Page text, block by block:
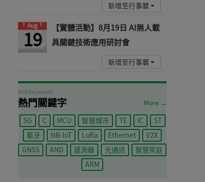
新增至行事曆
Aug
19
【實體活動】8月19日 AI無人載
具關鍵技術應用研討會
新增至行事曆
Hot Keywords
熱門關鍵字 More →
5G C MCU 智慧城市 TE IC
ST
藍牙
NB-IoT LoRa Ethernet
V2X
GNSS
AND 感測器 光通訊
智慧家庭
ARM